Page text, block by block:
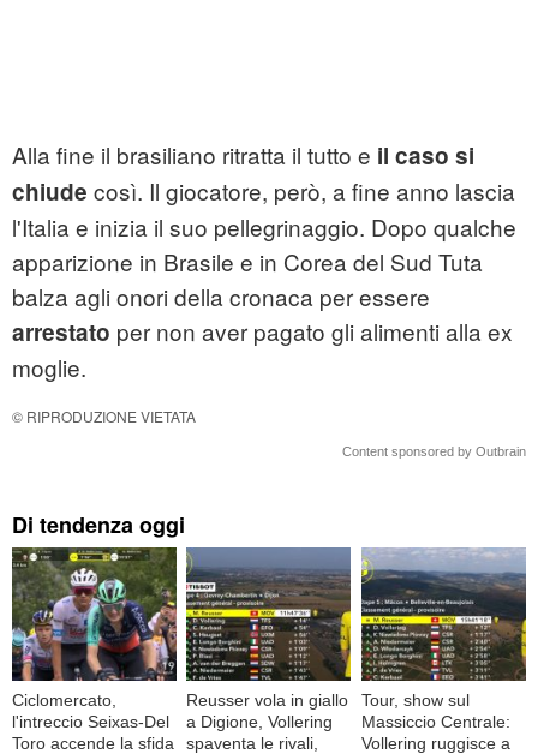
Alla fine il brasiliano ritratta il tutto e il caso si
chiude così. Il giocatore, però, a fine anno lascia
l'Italia e inizia il suo pellegrinaggio. Dopo qualche
apparizione in Brasile e in Corea del Sud Tuta
balza agli onori della cronaca per essere
arrestato per non aver pagato gli alimenti alla ex
moglie.
© RIPRODUZIONE VIETATA
Content sponsored by Outbrain
Di tendenza oggi
Ciclomercato,
l'intreccio Seixas-Del
Toro accende la sfida
Reusser vola in giallo
a Digione, Vollering
spaventa le rivali,
Tour, show sul
Massiccio Centrale:
Vollering ruggisce a